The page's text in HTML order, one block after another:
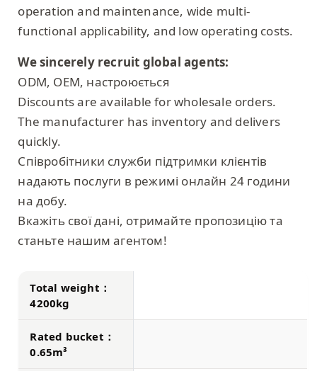
operation and maintenance, wide multi-
functional applicability, and low operating costs.
We sincerely recruit global agents:
ODM, OEM, настроюється
Discounts are available for wholesale orders.
The manufacturer has inventory and delivers
quickly.
Співробітники служби підтримки клієнтів
надають послуги в режимі онлайн 24 години
на добу.
Вкажіть свої дані, отримайте пропозицію та
станьте нашим агентом!
Total weight：
4200kg
Rated bucket：
0.65m³